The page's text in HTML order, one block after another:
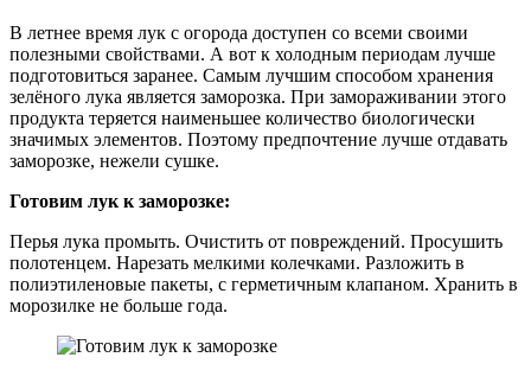
В летнее время лук с огорода доступен со всеми своими
полезными свойствами. А вот к холодным периодам лучше
подготовиться заранее. Самым лучшим способом хранения
зелёного лука является заморозка. При замораживании этого
продукта теряется наименьшее количество биологически
значимых элементов. Поэтому предпочтение лучше отдавать
заморозке, нежели сушке.
Готовим лук к заморозке:
Перья лука промыть. Очистить от повреждений. Просушить
полотенцем. Нарезать мелкими колечками. Разложить в
полиэтиленовые пакеты, с герметичным клапаном. Хранить в
морозилке не больше года.